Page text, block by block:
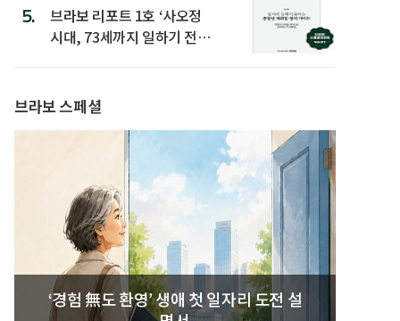
5.
브라보 리포트 1호 ‘사오정
시대, 73세까지 일하기 전략’
브라보 스페셜
‘경험 無도 환영’ 생애 첫 일자리 도전 설